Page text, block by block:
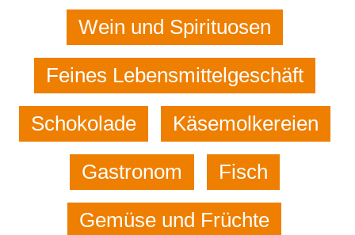
Wein und Spirituosen
Feines Lebensmittelgeschäft
Schokolade Käsemolkereien
Gastronom Fisch
Gemüse und Früchte